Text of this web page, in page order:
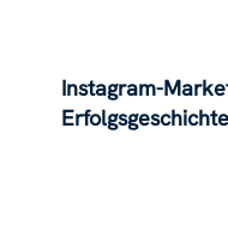
Instagram-